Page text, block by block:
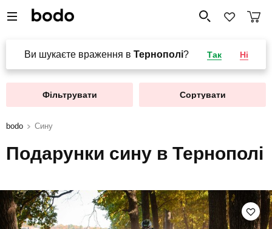
Ви шукаєте враження в Тернополі? Так Ні
Фільтрувати Сортувати
bodo Сину
Подарунки сину в Тернополі